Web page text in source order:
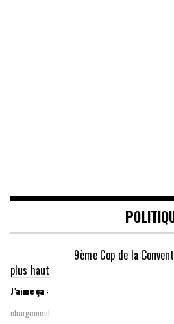
9ème Cop de la
plus haut
J’aime ça :
chargement…